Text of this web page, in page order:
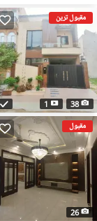
مقبول ترین
38
1
مقبول
26